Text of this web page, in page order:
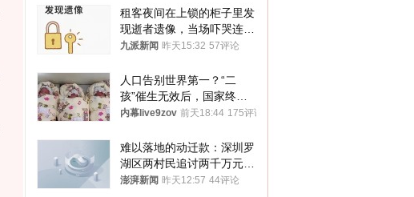
租客夜间在上锁的柜子里发
现逝者遗像，当场吓哭连夜
搬离，房东退还押金
九派新闻 昨天15:32 57评论
人口告别世界第一？“二
孩”催生无效后，国家终于
向住房出手了！
内幕live9zov 前天18:44 175评论
难以落地的动迁款：深圳罗
湖区两村民追讨两千万元动
迁款八年未果
澎湃新闻 昨天12:57 44评论